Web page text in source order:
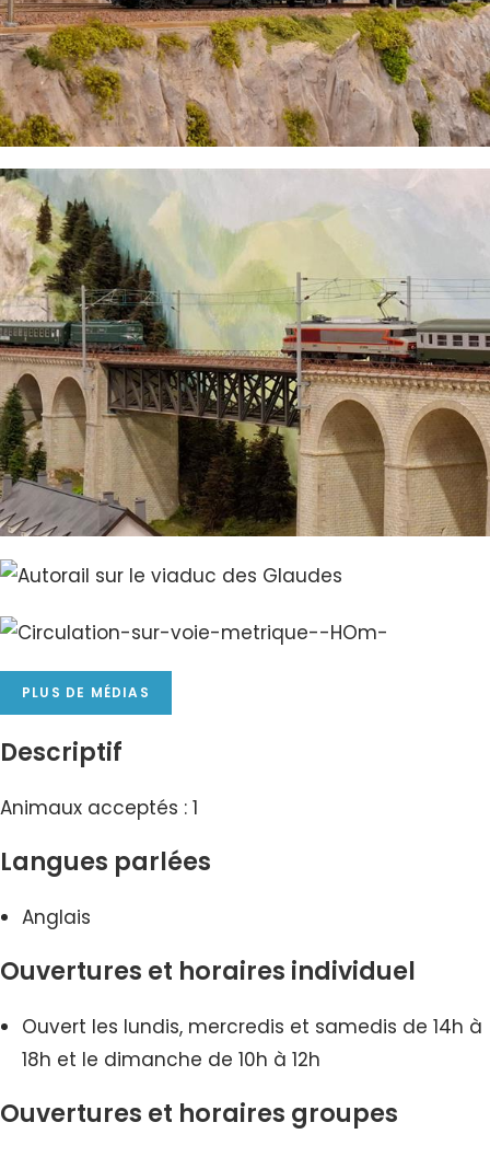
PLUS DE MÉDIAS
Descriptif
Animaux acceptés : 1
Langues parlées
Anglais
Ouvertures et horaires individuel
Ouvert les lundis, mercredis et samedis de 14h à
18h et le dimanche de 10h à 12h
Ouvertures et horaires groupes